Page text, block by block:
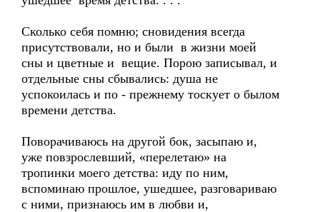
Сколько себя помню; сновидения всегда
присутствовали, но и были в жизни моей
сны и цветные и вещие. Порою записывал, и
отдельные сны сбывались: душа не
успокоилась и по - прежнему тоскует о былом
времени детства.
Поворачиваюсь на другой бок, засыпаю и,
уже повзрослевший, «перелетаю» на
тропинки моего детства: иду по ним,
вспоминаю прошлое, ушедшее, разговариваю
с ними, признаюсь им в любви и,